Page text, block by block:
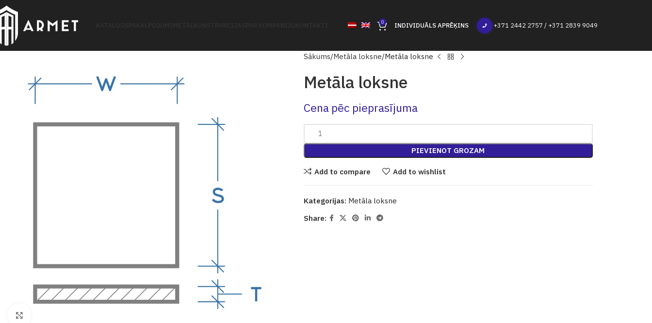
0 INDIVIDUĀLS APRĒĶINS +371 2442 2757 / +371 2839 9049
Sākums Metāla loksne Metāla loksne
Metāla loksne
Cena pēc pieprasījuma
PIEVIENOT GROZAM
Add to compare Add to wishlist
Kategorijas: Metāla loksne
Share: